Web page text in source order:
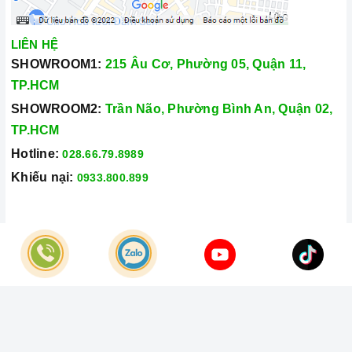
LIÊN HỆ
SHOWROOM1: 215 Âu Cơ, Phường 05, Quận 11,
TP.HCM
SHOWROOM2: Trần Não, Phường Bình An, Quận 02,
TP.HCM
Hotline: 028.66.79.8989
Khiếu nại: 0933.800.899
© Bản quyền thuộc vềCông Ty TNHH Home Best Việt Nam
Cung cấp bởi
Sapo